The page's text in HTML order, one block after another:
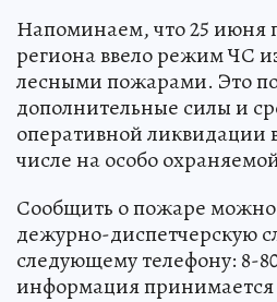
Напоминаем, что 25 июня
региона ввело режим ЧС
лесными пожарами. Это
дополнительные силы и
оперативной ликвидации
числе на особо
Сообщить о пожаре
дежурно-диспетчерскую
следующему телефону: 8-
информация принимается